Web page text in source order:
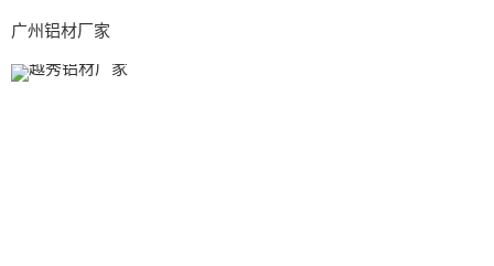
广州铝材厂家